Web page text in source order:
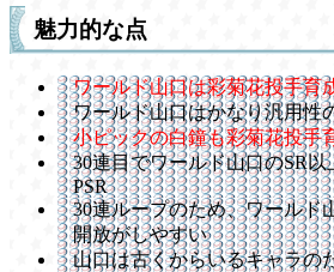
魅力的な点
ワールド山口は彩菊花投手育
ワールド山口はかなり汎用性
小ピックの白鐘も彩菊花投手
30連目でワールド山口のSR
PSR
30連ループのため、ワールド
開放がしやすい
山口は古くからいるキャラの